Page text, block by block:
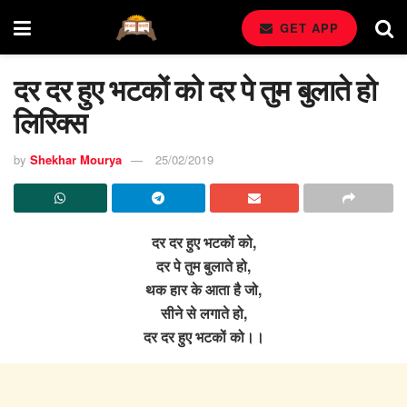
GET APP
दर दर हुए भटकों को दर पे तुम बुलाते हो
लिरिक्स
by Shekhar Mourya 25/02/2019
दर दर हुए भटकों को,
दर पे तुम बुलाते हो,
थक हार के आता है जो,
सीने से लगाते हो,
दर दर हुए भटकों को।।